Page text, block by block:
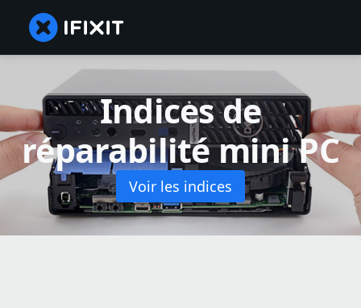
Indices de
réparabilité mini PC
Voir les indices